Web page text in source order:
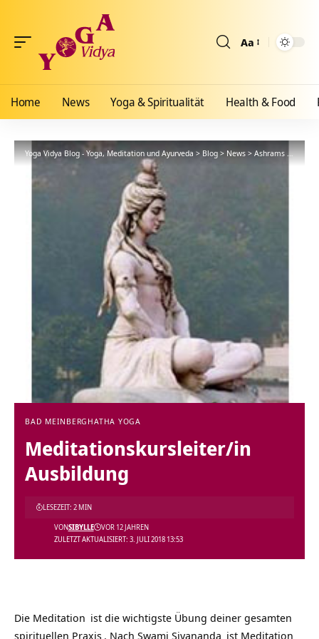
Aa
Home News Yoga & Spiritualität Health & Food
Yoga Vidya Blog - Yoga, Meditation und Ayurveda > Blog > News > Ashrams Bad
BAD MEINBERG HATHA YOGA
Meditationskursleiter/in
Ausbildung
ZULETZT AKTUALISIERT: 3. JULI 2018 13:53
VONSIBYLLE VOR 12 JAHREN
LESEZEIT: 2 MIN
Die Meditation ist die wichtigste Übung deiner gesamten
spirituellen Praxis . Nach Swami Sivananda ist Meditation